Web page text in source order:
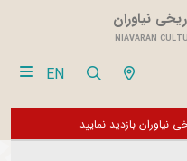
نیاوران
NIAVARAN
EN
ثانوی تعطیل می باشد و فقط